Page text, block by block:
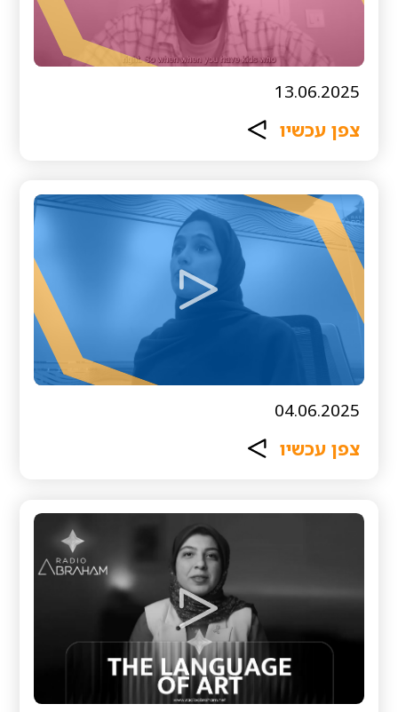
13.06.2025
צפן עכשיו
04.06.2025
צפן עכשיו